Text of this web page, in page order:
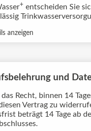
+ entscheiden Sie
anzeigen
und
Recht, binnen 14
Vertrag zu
beträgt 14 Tage ab